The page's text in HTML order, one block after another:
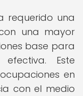
requerido una
una mayor
base para
Este
en
con el medio